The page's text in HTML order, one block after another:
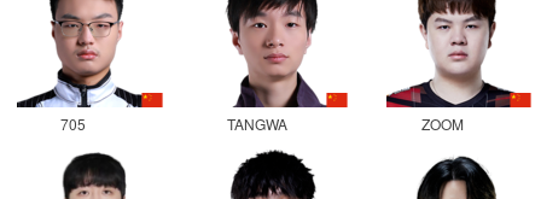
705 TANGWA ZOOM